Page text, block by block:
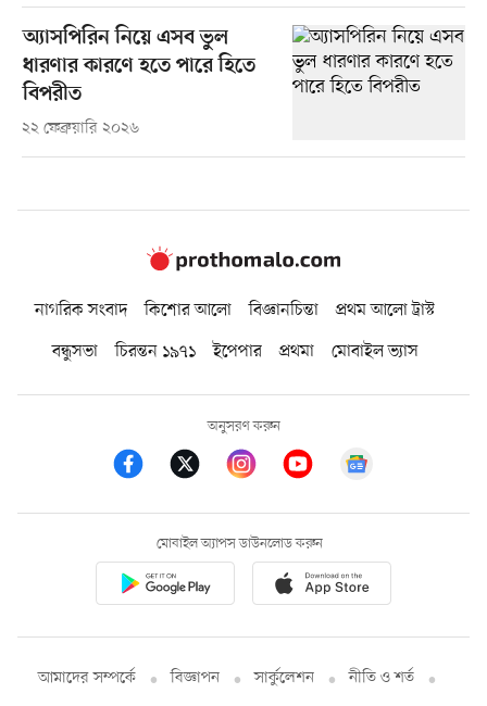
অ্যাসপিরিন নিয়ে এসব ভুল
ধারণার কারণে হতে পারে হিতে
বিপরীত
২২ ফেব্রুয়ারি ২০২৬
নাগরিক সংবাদ কিশোর আলো বিজ্ঞানচিন্তা
প্রথম আলো ট্রাস্ট
বন্ধুসভা
চিরন্তন ১৯৭১ ইপেপার প্রথমা মোবাইল ভ্যাস
অনুসরণ করুন
মোবাইল অ্যাপস ডাউনলোড করুন
আমাদের সম্পর্কে বিজ্ঞাপন সার্কুলেশন নীতি ও শর্ত